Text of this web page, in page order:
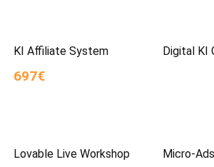
KI Affiliate System
697€
Digital KI
Lovable Live Workshop Micro-